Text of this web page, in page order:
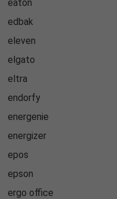
eaton
edbak
eleven
elgato
eltra
endorfy
energenie
energizer
epos
epson
ergo office